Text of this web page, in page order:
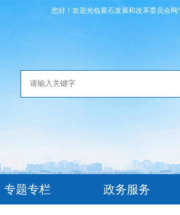
您好！欢迎光临黄石发展和改革委员会网!
专题专栏 政务服务